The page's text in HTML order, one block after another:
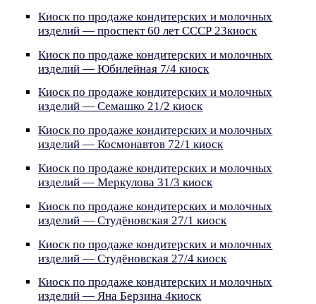
Киоск по продаже кондитерских и молочных
изделий — проспект 60 лет СССР 23киоск
Киоск по продаже кондитерских и молочных
изделий — Юбилейная 7/4 киоск
Киоск по продаже кондитерских и молочных
изделий — Семашко 21/2 киоск
Киоск по продаже кондитерских и молочных
изделий — Космонавтов 72/1 киоск
Киоск по продаже кондитерских и молочных
изделий — Меркулова 31/3 киоск
Киоск по продаже кондитерских и молочных
изделий — Студёновская 27/1 киоск
Киоск по продаже кондитерских и молочных
изделий — Студёновская 27/4 киоск
Киоск по продаже кондитерских и молочных
изделий — Яна Берзина 4киоск